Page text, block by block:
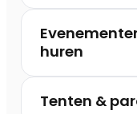
huren
Tenten &